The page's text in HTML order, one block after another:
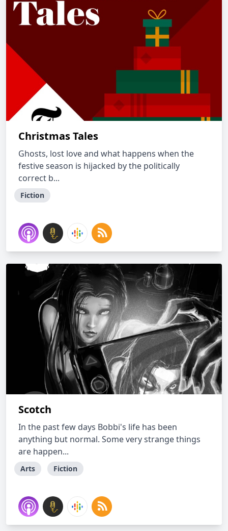
Christmas Tales
Ghosts, lost love and what happens when the
festive season is hijacked by the politically
correct b...
Fiction
Scotch
In the past few days Bobbi's life has been
anything but normal. Some very strange things
are happen...
Arts Fiction